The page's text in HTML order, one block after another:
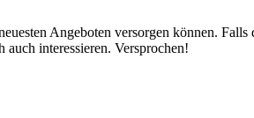
Angeboten versorgen können.
interessieren. Versprochen!